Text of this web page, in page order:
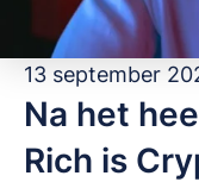
13 september
Na het
Rich is